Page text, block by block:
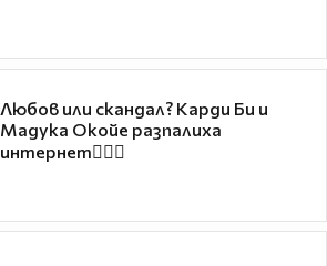
Любов или скандал? Карди Би и
Мадука Окойе разпалиха
интернет❤️‍🔥🔥